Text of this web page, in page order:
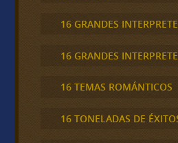
16 GRANDES
16 GRANDES
16 TEMAS ROMÁNTICOS
16 TONELADAS DE